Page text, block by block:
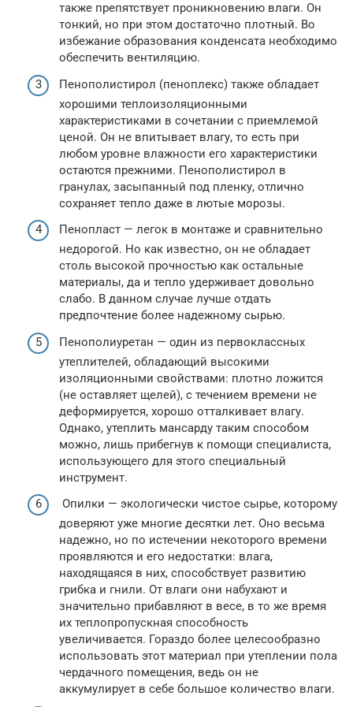
также препятствует проникновению влаги. Он
тонкий, но при этом достаточно плотный. Во
избежание образования конденсата необходимо
обеспечить вентиляцию.
Пенополистирол (пеноплекс) также обладает
хорошими теплоизоляционными
характеристиками в сочетании с приемлемой
ценой. Он не впитывает влагу, то есть при
любом уровне влажности его характеристики
остаются прежними. Пенополистирол в
гранулах, засыпанный под пленку, отлично
сохраняет тепло даже в лютые морозы.
Пенопласт — легок в монтаже и сравнительно
недорогой. Но как известно, он не обладает
столь высокой прочностью как остальные
материалы, да и тепло удерживает довольно
слабо. В данном случае лучше отдать
предпочтение более надежному сырью.
Пенополиуретан — один из первоклассных
утеплителей, обладающий высокими
изоляционными свойствами: плотно ложится
(не оставляет щелей), с течением времени не
деформируется, хорошо отталкивает влагу.
Однако, утеплить мансарду таким способом
можно, лишь прибегнув к помощи специалиста,
использующего для этого специальный
инструмент.
Опилки — экологически чистое сырье, которому
доверяют уже многие десятки лет. Оно весьма
надежно, но по истечении некоторого времени
проявляются и его недостатки: влага,
находящаяся в них, способствует развитию
грибка и гнили. От влаги они набухают и
значительно прибавляют в весе, в то же время
их теплопропускная способность
увеличивается. Гораздо более целесообразно
использовать этот материал при утеплении пола
чердачного помещения, ведь он не
аккумулирует в себе большое количество влаги.